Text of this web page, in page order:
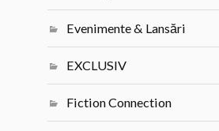
Evenimente & Lansări
EXCLUSIV
Fiction Connection